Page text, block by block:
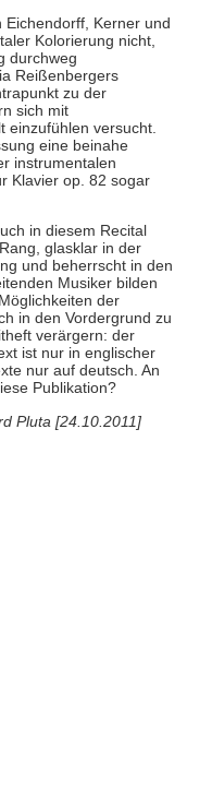
Eichendorff, Kerner und
Kolorierung nicht,
durchweg
Reißenbergers
zu der
sich mit
einzufühlen versucht.
eine beinahe
instrumentalen
Klavier op. 82 sogar
in diesem Recital
glasklar in der
und beherrscht in den
Musiker bilden
der
in den Vordergrund zu
verärgern: der
ist nur in englischer
nur auf deutsch. An
Publikation?
Pluta [24.10.2011]